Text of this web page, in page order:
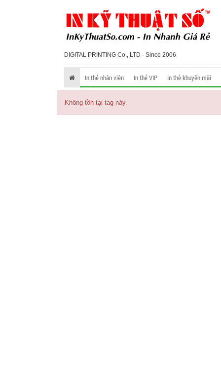
DIGITAL PRINTING Co., LTD - Since 2006
In thẻ nhân viên In thẻ VIP In thẻ khuyến mãi
Không tồn tại tag này.